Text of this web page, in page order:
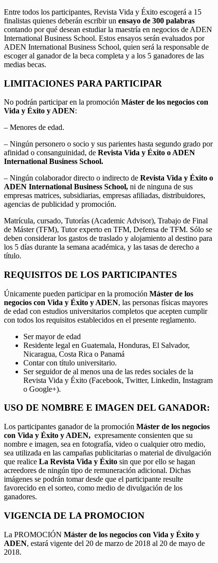
Entre todos los participantes, Revista Vida y Éxito escogerá a 15
finalistas quienes deberán escribir un ensayo de 300 palabras
contando por qué desean estudiar la maestría en negocios de ADEN
International Business School. Estos ensayos serán evaluados por
ADEN International Business School, quien será la responsable de
escoger al ganador de la beca completa y a los 5 ganadores de las
medias becas.
LIMITACIONES PARA PARTICIPAR
No podrán participar en la promoción Máster de los negocios con
Vida y Éxito y ADEN:
– Menores de edad.
– Ningún personero o socio y sus parientes hasta segundo grado por
afinidad o consanguinidad, de Revista Vida y Éxito o ADEN
International Business School.
– Ningún colaborador directo o indirecto de Revista Vida y Éxito o
ADEN International Business School, ni de ninguna de sus
empresas matrices, subsidiarias, empresas afiliadas, distribuidores,
agencias de publicidad y promoción.
Matrícula, cursado, Tutorías (Academic Advisor), Trabajo de Final
de Máster (TFM), Tutor experto en TFM, Defensa de TFM. Sólo se
deben considerar los gastos de traslado y alojamiento al destino para
los 5 días durante la semana académica, y las tasas de derecho a
título.
REQUISITOS DE LOS PARTICIPANTES
Únicamente pueden participar en la promoción Máster de los
negocios con Vida y Éxito y ADEN, las personas físicas mayores
de edad con estudios universitarios completos que acepten cumplir
con todos los requisitos establecidos en el presente reglamento.
Ser mayor de edad
Residente legal en Guatemala, Honduras, El Salvador,
Nicaragua, Costa Rica o Panamá
Contar con título universitario.
Ser seguidor de al menos una de las redes sociales de la
Revista Vida y Éxito (Facebook, Twitter, Linkedin, Instagram
o Google+).
USO DE NOMBRE E IMAGEN DEL GANADOR:
Los participantes ganador de la promoción Máster de los negocios
con Vida y Éxito y ADEN, expresamente consienten que su
nombre e imagen, sea en fotografía, video o cualquier otro medio,
sea utilizada en las campañas publicitarias o material de divulgación
que realice La Revista Vida y Éxito sin que por ello se hagan
acreedores de ningún tipo de remuneración adicional. Dichas
imágenes se podrán tomar desde que el participante resulte
favorecido en el sorteo, como medio de divulgación de los
ganadores.
VIGENCIA DE LA PROMOCION
La PROMOCIÓN Máster de los negocios con Vida y Éxito y
ADEN, estará vigente del 20 de marzo de 2018 al 20 de mayo de
2018.